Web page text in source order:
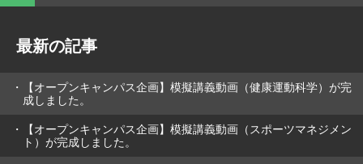
最新の記事
【オープンキャンパス企画】模擬講義動画（健康運動科学）が完
成しました。
【オープンキャンパス企画】模擬講義動画（スポーツマネジメン
ト）が完成しました。